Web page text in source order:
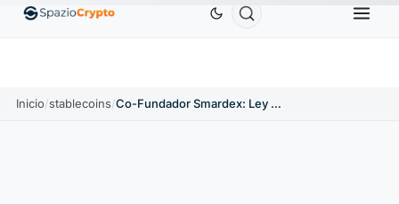
US$↑0.00% BNB ↑2.10% USDC 0,9995 US$
Inicio/stablecoins/ Co-Fundador Smardex: Ley GENIUS, un Caballo de Troya